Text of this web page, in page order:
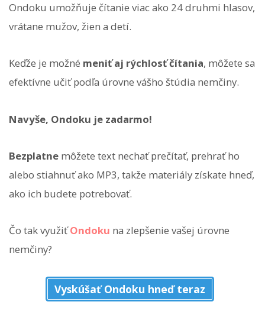
Ondoku umožňuje čítanie viac ako 24 druhmi hlasov,
vrátane mužov, žien a detí.
Keďže je možné meniť aj rýchlosť čítania, môžete sa
efektívne učiť podľa úrovne vášho štúdia nemčiny.
Navyše, Ondoku je zadarmo!
Bezplatne môžete text nechať prečítať, prehrať ho
alebo stiahnuť ako MP3, takže materiály získate hneď,
ako ich budete potrebovať.
Čo tak využiťOndoku na zlepšenie vašej úrovne
nemčiny?
Vyskúšať Ondoku hneď teraz